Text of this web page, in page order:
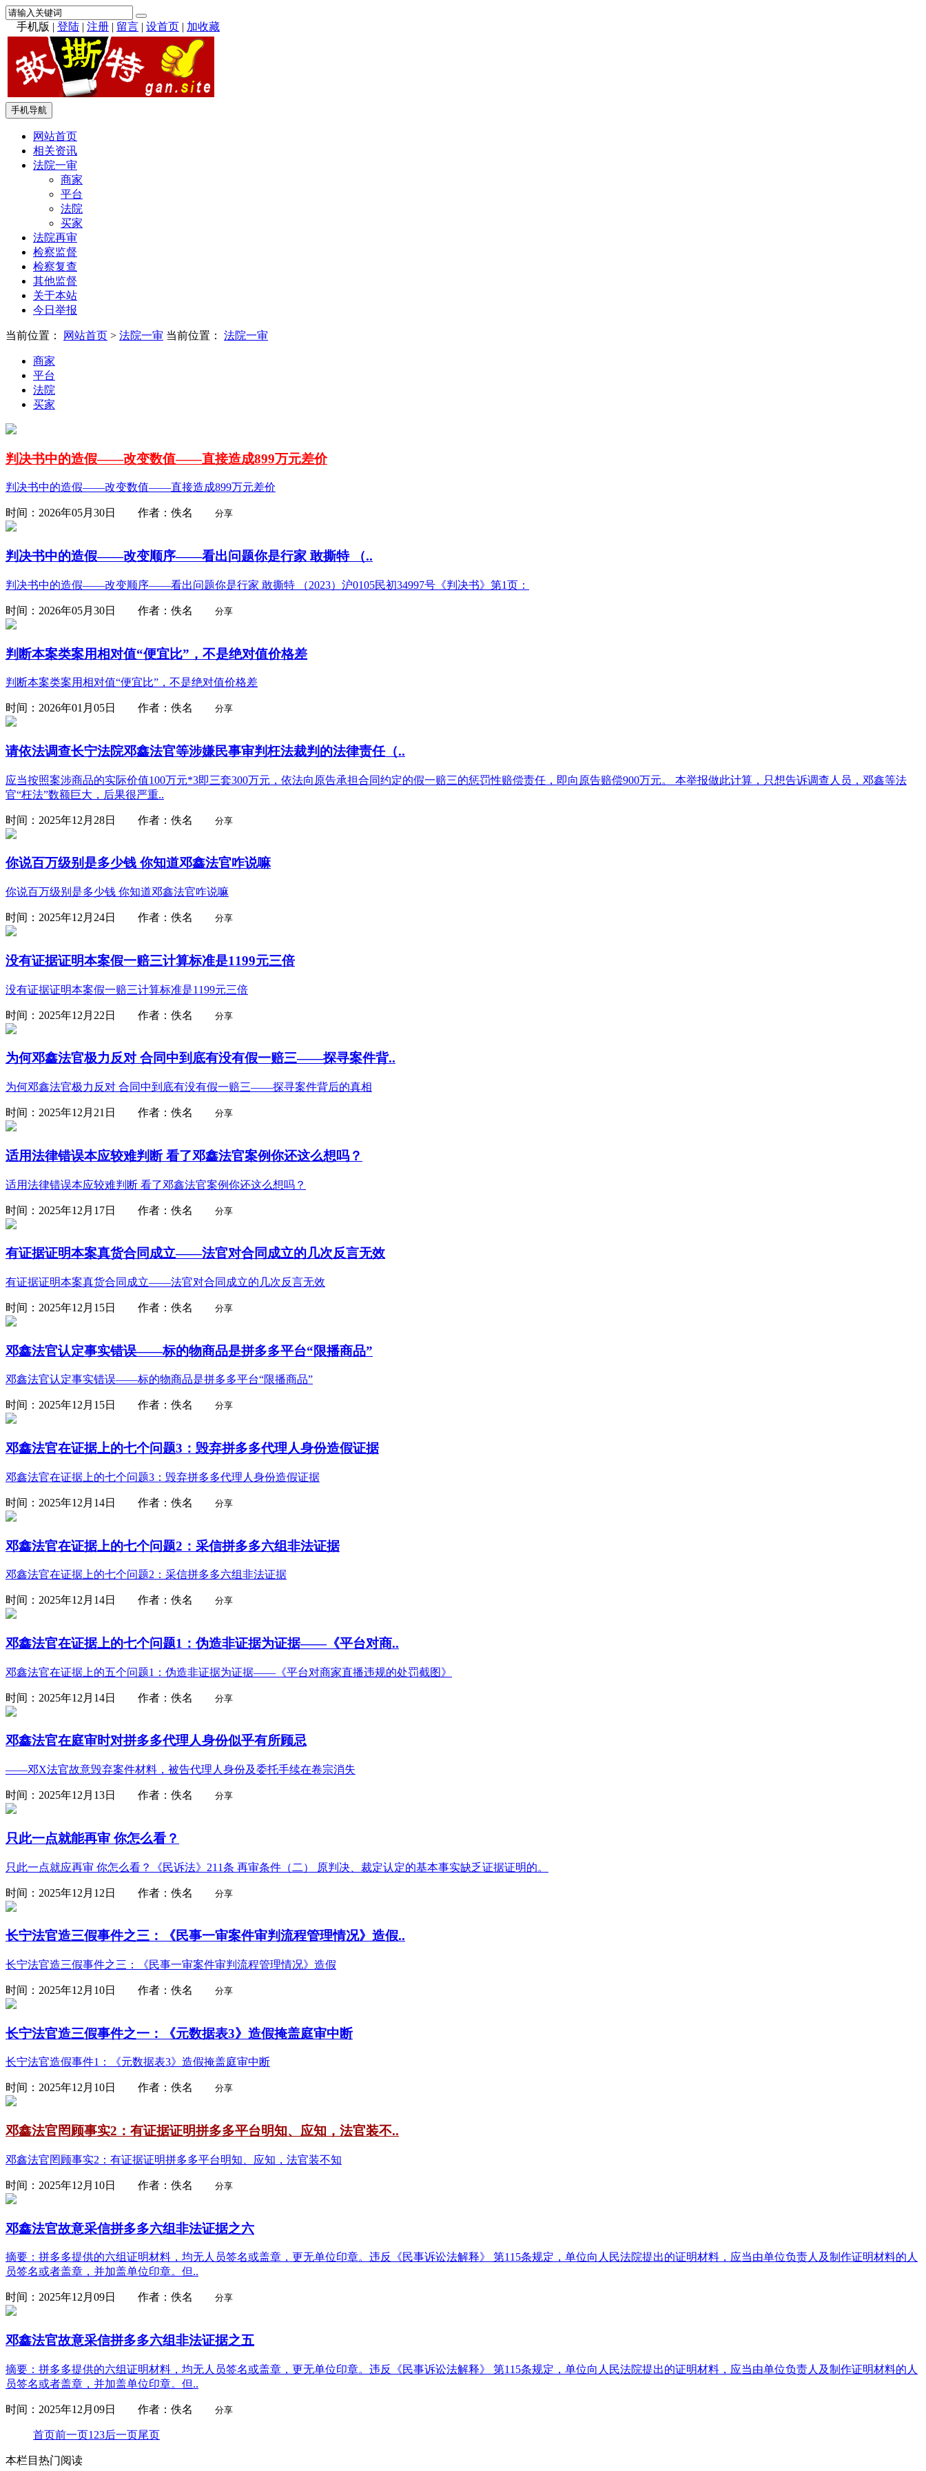
手机版 | 登陆 | 注册 | 留言 | 设首页 | 加收藏
手机导航
网站首页
相关资讯
法院一审
商家
平台
法院
买家
法院再审
检察监督
检察复查
其他监督
关于本站
今日举报
当前位置： 网站首页 > 法院一审 当前位置： 法院一审
商家
平台
法院
买家
判决书中的造假——改变数值——直接造成899万元差价
判决书中的造假——改变数值——直接造成899万元差价
时间：2026年05月30日 作者：佚名 分享
判决书中的造假——改变顺序——看出问题你是行家 敢撕特 （..
判决书中的造假——改变顺序——看出问题你是行家 敢撕特 （2023）沪0105民初34997号《判决书》第1页：
时间：2026年05月30日 作者：佚名 分享
判断本案类案用相对值“便宜比”，不是绝对值价格差
判断本案类案用相对值“便宜比”，不是绝对值价格差
时间：2026年01月05日 作者：佚名 分享
请依法调查长宁法院邓鑫法官等涉嫌民事审判枉法裁判的法律责任（..
应当按照案涉商品的实际价值100万元*3即三套300万元，依法向原告承担合同约定的假一赔三的惩罚性赔偿责任，即向原告赔偿900万元。 本举报做此计算，只想告诉调查人员，邓鑫等法
官“枉法”数额巨大，后果很严重..
时间：2025年12月28日 作者：佚名 分享
你说百万级别是多少钱 你知道邓鑫法官咋说嘛
你说百万级别是多少钱 你知道邓鑫法官咋说嘛
时间：2025年12月24日 作者：佚名 分享
没有证据证明本案假一赔三计算标准是1199元三倍
没有证据证明本案假一赔三计算标准是1199元三倍
时间：2025年12月22日 作者：佚名 分享
为何邓鑫法官极力反对 合同中到底有没有假一赔三——探寻案件背..
为何邓鑫法官极力反对 合同中到底有没有假一赔三——探寻案件背后的真相
时间：2025年12月21日 作者：佚名 分享
适用法律错误本应较难判断 看了邓鑫法官案例你还这么想吗？
适用法律错误本应较难判断 看了邓鑫法官案例你还这么想吗？
时间：2025年12月17日 作者：佚名 分享
有证据证明本案真货合同成立——法官对合同成立的几次反言无效
有证据证明本案真货合同成立——法官对合同成立的几次反言无效
时间：2025年12月15日 作者：佚名 分享
邓鑫法官认定事实错误——标的物商品是拼多多平台“限播商品”
邓鑫法官认定事实错误——标的物商品是拼多多平台“限播商品”
时间：2025年12月15日 作者：佚名 分享
邓鑫法官在证据上的七个问题3：毁弃拼多多代理人身份造假证据
邓鑫法官在证据上的七个问题3：毁弃拼多多代理人身份造假证据
时间：2025年12月14日 作者：佚名 分享
邓鑫法官在证据上的七个问题2：采信拼多多六组非法证据
邓鑫法官在证据上的七个问题2：采信拼多多六组非法证据
时间：2025年12月14日 作者：佚名 分享
邓鑫法官在证据上的七个问题1：伪造非证据为证据——《平台对商..
邓鑫法官在证据上的五个问题1：伪造非证据为证据——《平台对商家直播违规的处罚截图》
时间：2025年12月14日 作者：佚名 分享
邓鑫法官在庭审时对拼多多代理人身份似乎有所顾忌
——邓X法官故意毁弃案件材料，被告代理人身份及委托手续在卷宗消失
时间：2025年12月13日 作者：佚名 分享
只此一点就能再审 你怎么看？
只此一点就应再审 你怎么看？《民诉法》211条 再审条件（二） 原判决、裁定认定的基本事实缺乏证据证明的。
时间：2025年12月12日 作者：佚名 分享
长宁法官造三假事件之三：《民事一审案件审判流程管理情况》造假..
长宁法官造三假事件之三：《民事一审案件审判流程管理情况》造假
时间：2025年12月10日 作者：佚名 分享
长宁法官造三假事件之一：《元数据表3》造假掩盖庭审中断
长宁法官造假事件1：《元数据表3》造假掩盖庭审中断
时间：2025年12月10日 作者：佚名 分享
邓鑫法官罔顾事实2：有证据证明拼多多平台明知、应知，法官装不..
邓鑫法官罔顾事实2：有证据证明拼多多平台明知、应知，法官装不知
时间：2025年12月10日 作者：佚名 分享
邓鑫法官故意采信拼多多六组非法证据之六
摘要：拼多多提供的六组证明材料，均无人员签名或盖章，更无单位印章。违反《民事诉讼法解释》 第115条规定，单位向人民法院提出的证明材料，应当由单位负责人及制作证明材料的人
员签名或者盖章，并加盖单位印章。但..
时间：2025年12月09日 作者：佚名 分享
邓鑫法官故意采信拼多多六组非法证据之五
摘要：拼多多提供的六组证明材料，均无人员签名或盖章，更无单位印章。违反《民事诉讼法解释》 第115条规定，单位向人民法院提出的证明材料，应当由单位负责人及制作证明材料的人
员签名或者盖章，并加盖单位印章。但..
时间：2025年12月09日 作者：佚名 分享
首页前一页1 23后一页尾页
本栏目热门阅读